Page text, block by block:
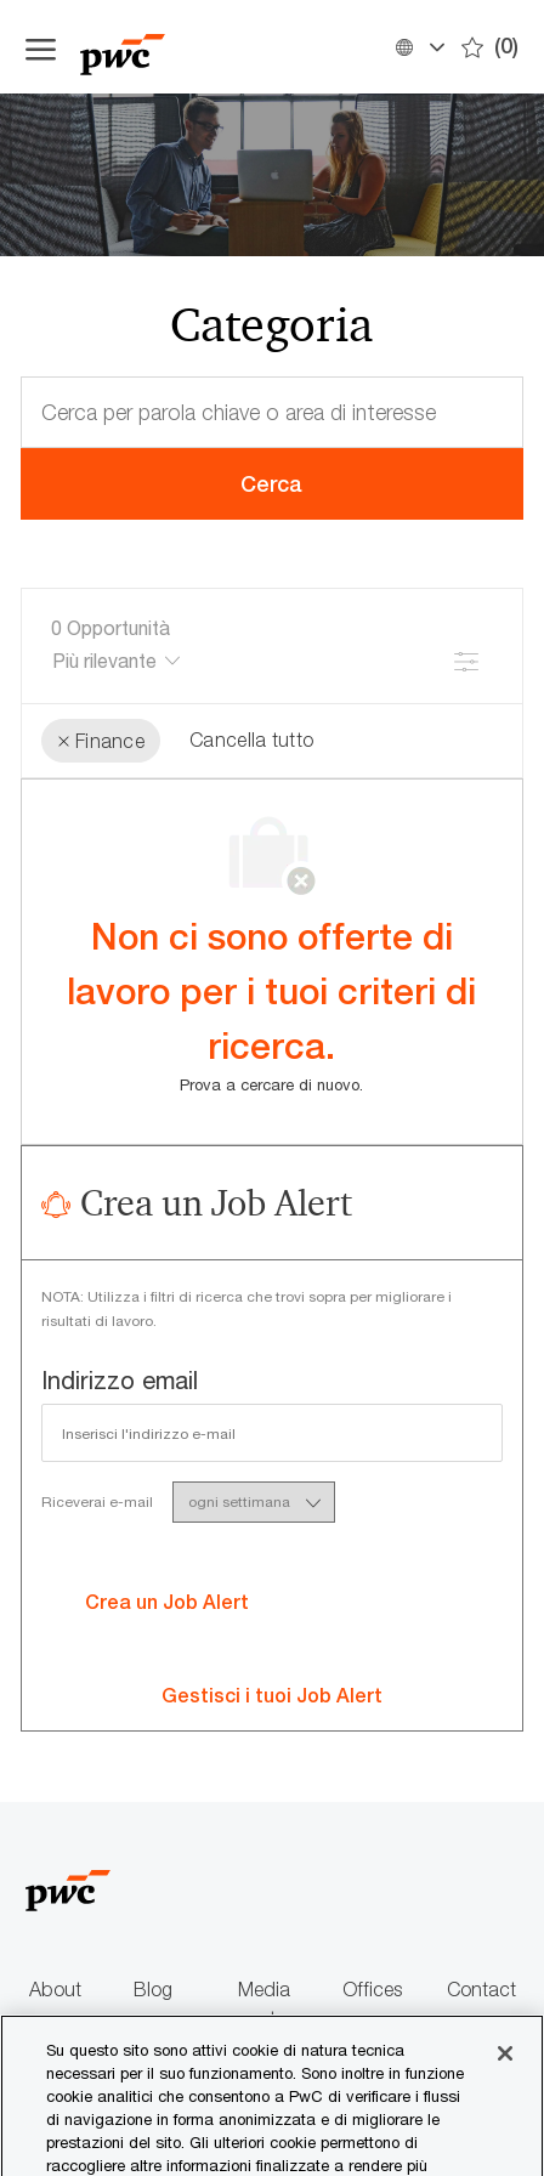
Language
Italian (0)
-
Categoria
per
parola
Cerca
0 Opportunità
Filtro
Finance Cancella tutto
Non ci sono offerte di
lavoro per i tuoi criteri di
ricerca.
Prova a cercare di nuovo.
Crea un Job Alert
NOTA: Utilizza i filtri di ricerca che trovi sopra per migliorare i
risultati di lavoro.
Indirizzo emailRequired
Riceverai e-mailRequired
Crea un Job Alert
Gestisci i tuoi Job Alert
About
us
Blog
Media
centre
Offices
Contact
us
follow
us
Su questo sito sono attivi cookie di natura tecnica
necessari per il suo funzionamento. Sono inoltre in funzione
cookie analitici che consentono a PwC di verificare i flussi
di navigazione in forma anonimizzata e di migliorare le
prestazioni del sito. Gli ulteriori cookie permettono di
raccogliere altre informazioni finalizzate a rendere più